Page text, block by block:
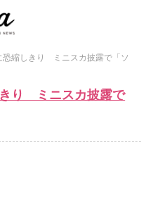
恐縮しきり ミニスカ披露で「ソ
り ミニスカ披露で